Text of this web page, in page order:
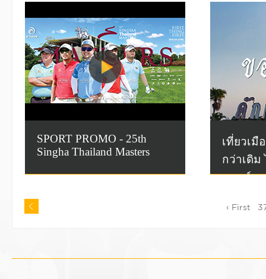
SPORT PROMO - 25th
Singha Thailand Masters
เที่ยวเมื
กว่าเดิม
แลนด์ ม
‹ First